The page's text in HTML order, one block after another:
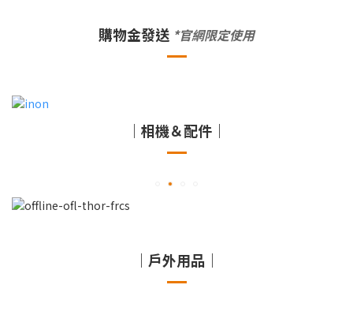
購物金發送 *官網限定使用
｜相機＆配件｜
｜戶外用品｜